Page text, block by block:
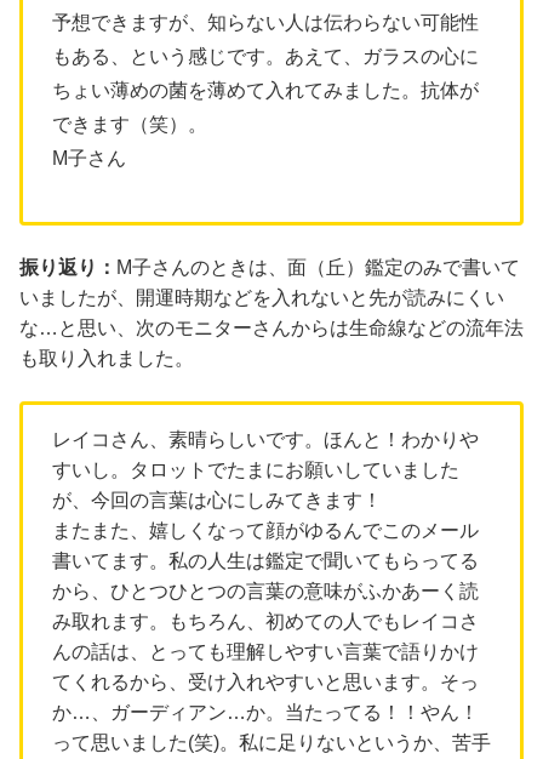
予想できますが、知らない人は伝わらない可能性
もある、という感じです。あえて、ガラスの心に
ちょい薄めの菌を薄めて入れてみました。抗体が
できます（笑）。
M子さん
振り返り： M子さんのときは、面（丘）鑑定のみで書いて
いましたが、開運時期などを入れないと先が読みにくい
な…と思い、次のモニターさんからは生命線などの流年法
も取り入れました。
レイコさん、素晴らしいです。ほんと！わかりや
すいし。タロットでたまにお願いしていました
が、今回の言葉は心にしみてきます！
またまた、嬉しくなって顔がゆるんでこのメール
書いてます。私の人生は鑑定で聞いてもらってる
から、ひとつひとつの言葉の意味がふかあーく読
み取れます。もちろん、初めての人でもレイコさ
んの話は、とっても理解しやすい言葉で語りかけ
てくれるから、受け入れやすいと思います。そっ
か…、ガーディアン…か。当たってる！！やん！
って思いました(笑)。私に足りないというか、苦手